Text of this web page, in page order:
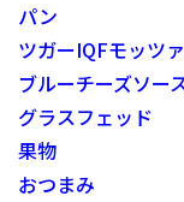
パン
ツガーIQFモッツ
ブルーチーズソー
グラスフェッド
果物
おつまみ